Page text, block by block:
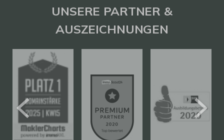
UNSERE PARTNER &
AUSZEICHNUNGEN